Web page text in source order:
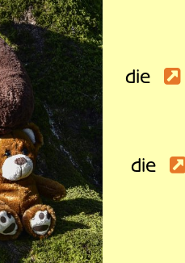
die
die